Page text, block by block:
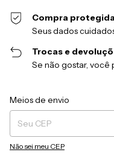
Compra
Seus dados
Trocas e
Se não gostar,
Entregas para o CEP:
Meios de envio
Não sei meu CEP